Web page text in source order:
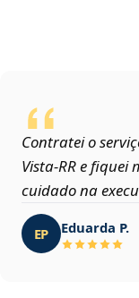
Contratei o
Vista‑RR e
cuidado na
EP Eduarda P.